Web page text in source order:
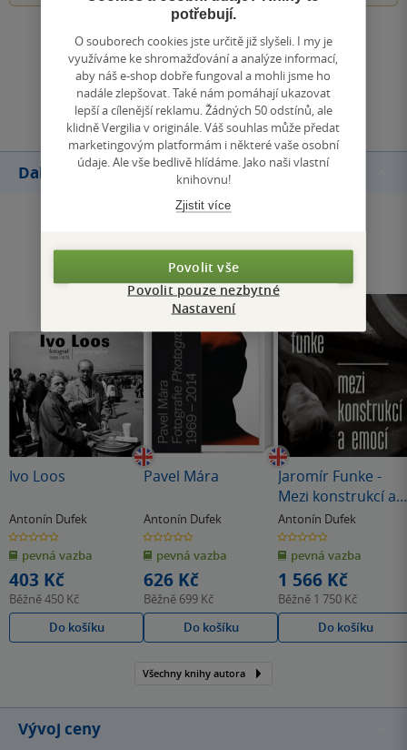
Zobrazit všechna hodnocení
Přidat hodnocení
Další knihy autora
Ivo Loos
Antonín Dufek
0.0
z
5
hvězdiček
pevná vazba
403 Kč
Běžně450 Kč
Do košíku
Pavel Mára
Antonín Dufek
0.0
z
5
hvězdiček
pevná vazba
626 Kč
Běžně 699 Kč
Do košíku
Jaromír Funke -
Mezi konstrukcí a
emocí
Antonín Dufek
0.0
z
5
hvězdiček
pevná vazba
1 566 Kč
Běžně 1 750 Kč
Do košíku
Všechny knihy autora
Vývoj ceny
potřebují.
O souborech cookies jste určitě již slyšeli. I my je
využíváme ke shromažďování a analýze informací,
aby náš e-shop dobře fungoval a mohli jsme ho
nadále zlepšovat. Také nám pomáhají ukazovat
lepší a cílenější reklamu. Žádných 50 odstínů, ale
klidně Vergilia v originále. Váš souhlas může předat
marketingovým platformám i některé vaše osobní
údaje. Ale vše bedlivě hlídáme. Jako naši vlastní
knihovnu!
Zjistit více
Povolit vše
Povolit pouze nezbytné
Nastavení